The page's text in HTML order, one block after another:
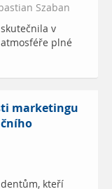
Szaban
v
plné
marketingu
kteří